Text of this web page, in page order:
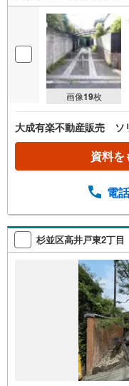
画像19枚
大成有楽不動産販売 ソ
資料を
電
杉並区高井戸東2丁目